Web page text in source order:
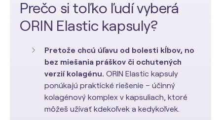
Prečo si toľko ľudí vyberá
ORIN Elastic kapsuly?
Pretože chcú úľavu od bolesti kĺbov, no
bez miešania práškov či ochutených
verzií kolagénu. ORIN Elastic kapsuly
ponúkajú praktické riešenie – účinný
kolagénový komplex v kapsuliach, ktoré
môžeš užívať kdekoľvek a kedykoľvek.